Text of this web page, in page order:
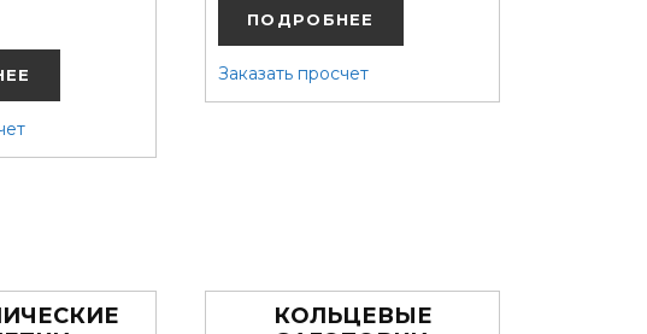
ПОДРОБНЕЕ
Заказать просчет
КОЛЬЦЕВЫЕ